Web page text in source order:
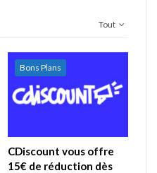
Tout
Bons Plans
CDiscount vous offre
15€ de réduction dès